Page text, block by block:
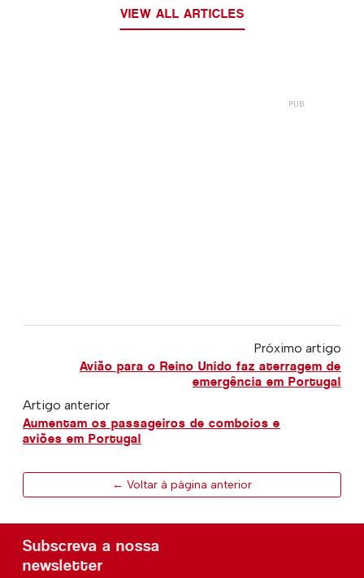
VIEW ALL ARTICLES
Próximo artigo
Avião para o Reino Unido faz aterragem de
emergência em Portugal
Artigo anterior
Aumentam os passageiros de comboios e
aviões em Portugal
← Voltar à página anterior
Subscreva a nossa
newsletter